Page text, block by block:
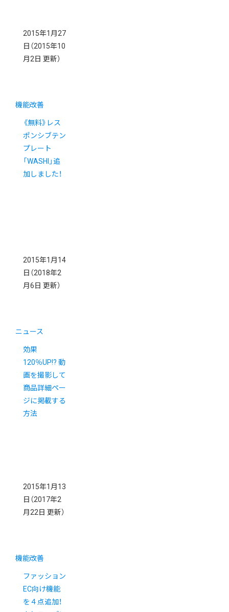
2015年1月27
日 （2015年10
月2日 更新）
機能改善
《無料》レス
ポンシブテン
プレート
「WASHI」追
加しました！
2015年1月14
日 （2018年2
月6日 更新）
ニュース
効果
120％UP!? 動
画を撮影して
商品詳細ペー
ジに掲載する
方法
2015年1月13
日 （2017年2
月22日 更新）
機能改善
ファッション
EC向け機能
を４点追加！